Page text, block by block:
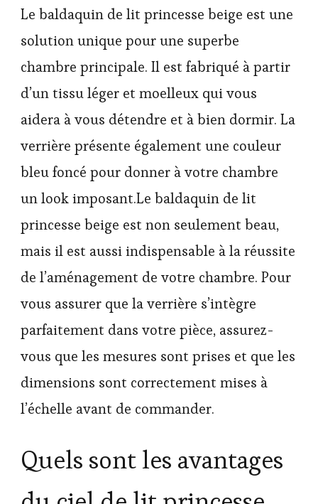
Le baldaquin de lit princesse beige est une
solution unique pour une superbe
chambre principale. Il est fabriqué à partir
d’un tissu léger et moelleux qui vous
aidera à vous détendre et à bien dormir. La
verrière présente également une couleur
bleu foncé pour donner à votre chambre
un look imposant.Le baldaquin de lit
princesse beige est non seulement beau,
mais il est aussi indispensable à la réussite
de l’aménagement de votre chambre. Pour
vous assurer que la verrière s’intègre
parfaitement dans votre pièce, assurez-
vous que les mesures sont prises et que les
dimensions sont correctement mises à
l’échelle avant de commander.
Quels sont les avantages